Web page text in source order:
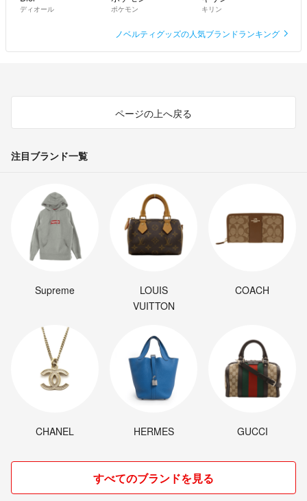
ディオール ポケモン キリン
ノベルティグッズの人気ブランドランキング
ページの上へ戻る
注目ブランド一覧
Supreme
LOUIS
VUITTON
COACH
CHANEL HERMES GUCCI
すべてのブランドを見る